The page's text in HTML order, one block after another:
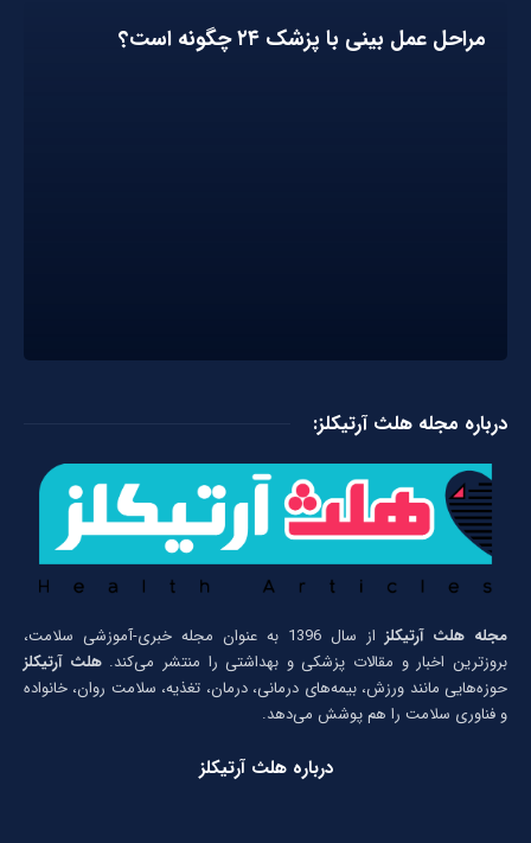
مراحل عمل بینی با پزشک ۲۴ چگونه است؟
درباره مجله هلث آرتیکلز:
مجله هلث آرتیکلز
از سال 1396 به عنوان مجله خبری-آموزشی سلامت،
بروزترین اخبار و مقالات پزشکی و بهداشتی را منتشر می‌کند.هلث آرتیکلز
حوزه‌هایی مانند ورزش، بیمه‌های درمانی، درمان، تغذیه، سلامت روان، خانواده
و فناوری سلامت را هم پوشش می‌دهد.
درباره هلث آرتیکلز